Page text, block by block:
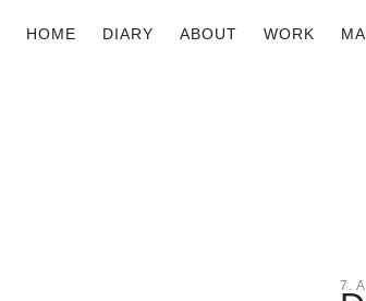
HOME DIARY ABOUT WORK
7.